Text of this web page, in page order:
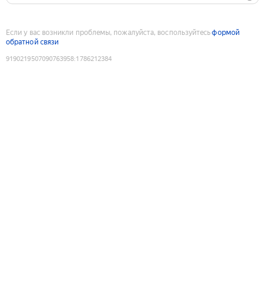
Если у вас возникли проблемы, пожалуйста, воспользуйтесьформой
обратной связи
9190219507090763958:1786212384